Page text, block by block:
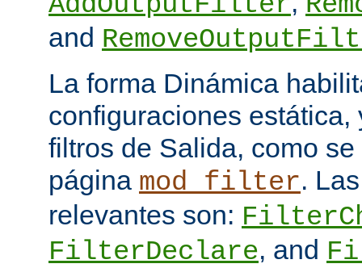
and
La forma Dinámica
configuraciones
filtros de Salida, como
página mod_filter.
relevantes son:
FilterDeclare, and